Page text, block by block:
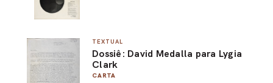
TEXTUAL
Dossiê: David Medalla para Lygia
Clark
CARTA